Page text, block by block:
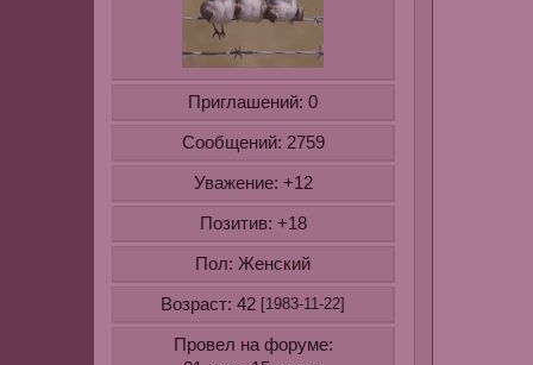
Приглашений: 0
Сообщений: 2759
Уважение: +12
Позитив: +18
Пол: Женский
Возраст: 42 [1983-11-22]
Провел на форуме: